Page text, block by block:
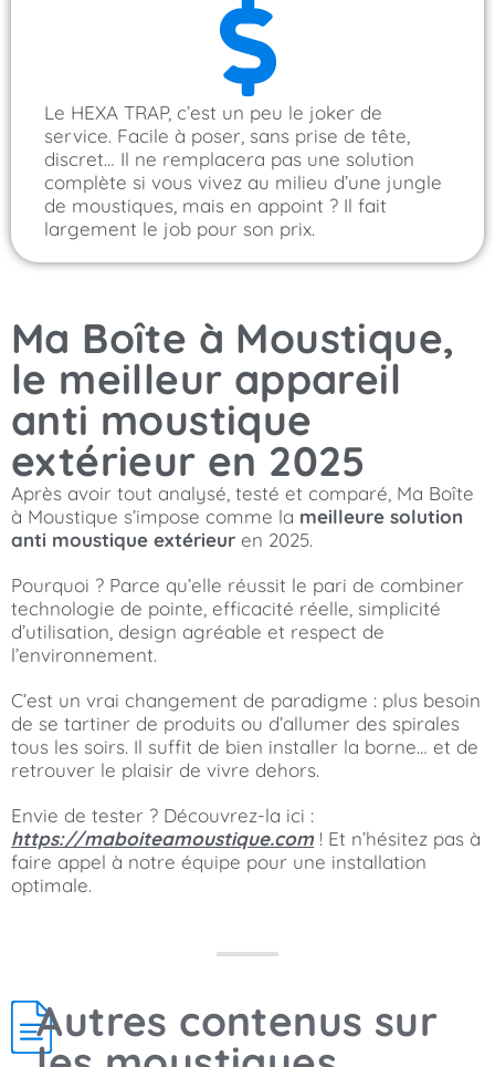
Le HEXA TRAP, c’est un peu le joker de
service. Facile à poser, sans prise de tête,
discret… Il ne remplacera pas une solution
complète si vous vivez au milieu d’une jungle
de moustiques, mais en appoint ? Il fait
largement le job pour son prix.
Ma Boîte à Moustique,
le meilleur appareil
anti moustique
extérieur en 2025
Après avoir tout analysé, testé et comparé, Ma Boîte
à Moustique s’impose comme la meilleure solution
anti moustique extérieur en 2025.
Pourquoi ? Parce qu’elle réussit le pari de combiner
technologie de pointe, efficacité réelle, simplicité
d’utilisation, design agréable et respect de
l’environnement.
C’est un vrai changement de paradigme : plus besoin
de se tartiner de produits ou d’allumer des spirales
tous les soirs. Il suffit de bien installer la borne… et de
retrouver le plaisir de vivre dehors.
Envie de tester ? Découvrez-la ici :
https://maboiteamoustique.com ! Et n’hésitez pas à
faire appel à notre équipe pour une installation
optimale.
Autres contenus sur